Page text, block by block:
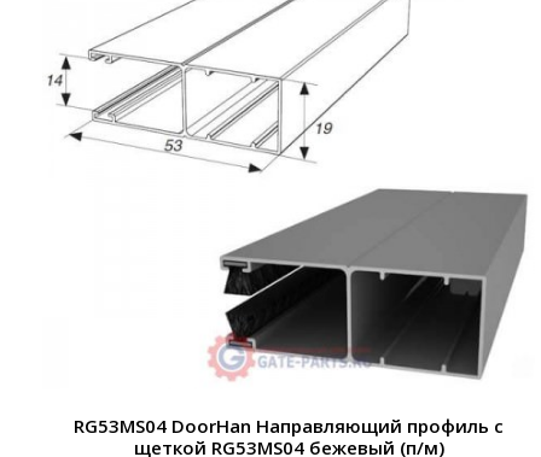
RG53MS04 DoorHan Направляющий профиль с
щеткой RG53MS04 бежевый (п/м)